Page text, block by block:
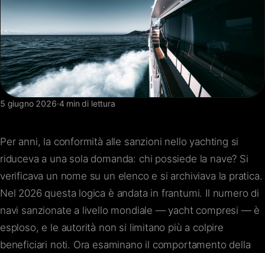
5 giugno 2026·4 min di lettura
Per anni, la conformità alle sanzioni nello yachting si
riduceva a una sola domanda: chi possiede la nave? Si
verificava un nome su un elenco e si archiviava la pratica.
Nel 2026 questa logica è andata in frantumi. Il numero di
navi sanzionate a livello mondiale — yacht compresi — è
esploso, e le autorità non si limitano più a colpire
beneficiari noti. Ora esaminano il comportamento della